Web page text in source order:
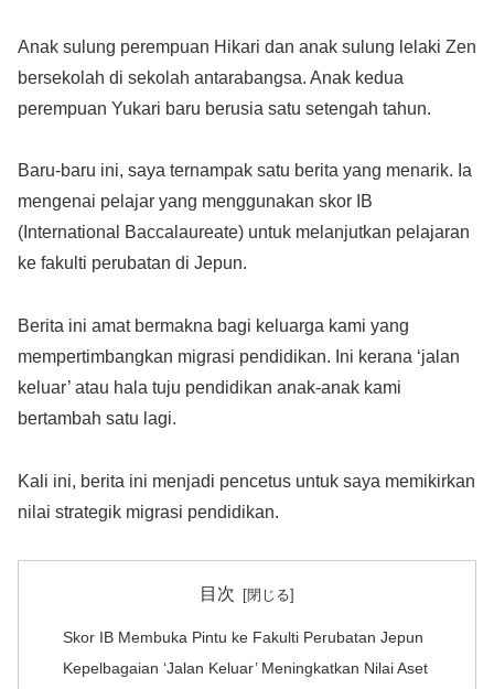
Anak sulung perempuan Hikari dan anak sulung lelaki Zen
bersekolah di sekolah antarabangsa. Anak kedua
perempuan Yukari baru berusia satu setengah tahun.
Baru-baru ini, saya ternampak satu berita yang menarik. Ia
mengenai pelajar yang menggunakan skor IB
(International Baccalaureate) untuk melanjutkan pelajaran
ke fakulti perubatan di Jepun.
Berita ini amat bermakna bagi keluarga kami yang
mempertimbangkan migrasi pendidikan. Ini kerana ‘jalan
keluar’ atau hala tuju pendidikan anak-anak kami
bertambah satu lagi.
Kali ini, berita ini menjadi pencetus untuk saya memikirkan
nilai strategik migrasi pendidikan.
目次
Skor IB Membuka Pintu ke Fakulti Perubatan Jepun
Kepelbagaian ‘Jalan Keluar’ Meningkatkan Nilai Aset